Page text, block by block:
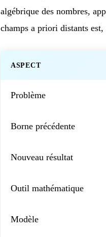
algébrique des nombres,
champs a priori distants
ASPECT
Problème
Borne précédente
Nouveau résultat
Outil mathématique
Modèle